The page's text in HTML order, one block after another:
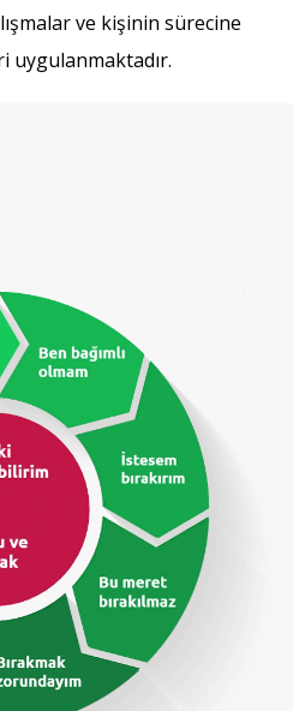
ve kişinin sürecine
uygulanmaktadır.